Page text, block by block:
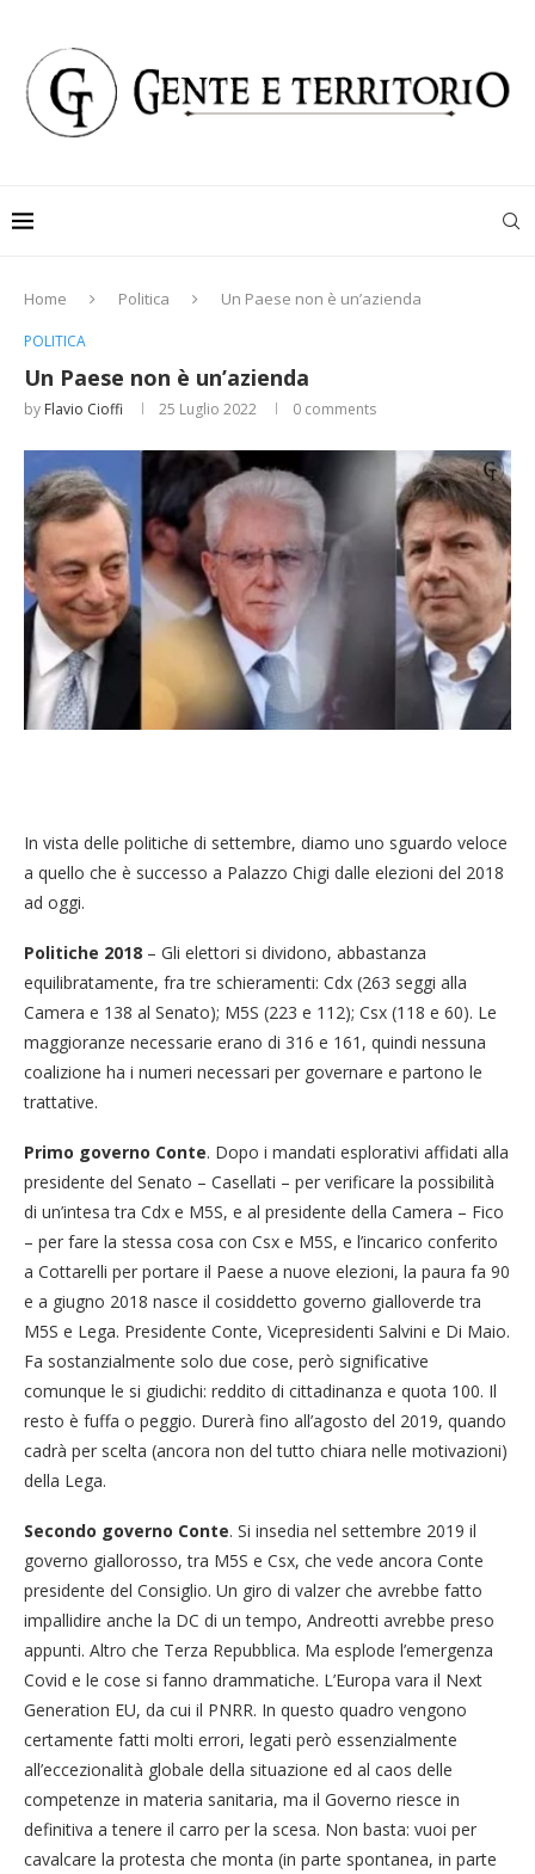
Home Politica Un Paese non è un’azienda
POLITICA
Un Paese non è un’azienda
by Flavio Cioffi 25 Luglio 2022 0 comments
In vista delle politiche di settembre, diamo uno sguardo veloce
a quello che è successo a Palazzo Chigi dalle elezioni del 2018
ad oggi.
Politiche 2018 – Gli elettori si dividono, abbastanza
equilibratamente, fra tre schieramenti: Cdx (263 seggi alla
Camera e 138 al Senato); M5S (223 e 112); Csx (118 e 60). Le
maggioranze necessarie erano di 316 e 161, quindi nessuna
coalizione ha i numeri necessari per governare e partono le
trattative.
Primo governo Conte. Dopo i mandati esplorativi affidati alla
presidente del Senato – Casellati – per verificare la possibilità
di un’intesa tra Cdx e M5S, e al presidente della Camera – Fico
– per fare la stessa cosa con Csx e M5S, e l’incarico conferito
a Cottarelli per portare il Paese a nuove elezioni, la paura fa 90
e a giugno 2018 nasce il cosiddetto governo gialloverde tra
M5S e Lega. Presidente Conte, Vicepresidenti Salvini e Di Maio.
Fa sostanzialmente solo due cose, però significative
comunque le si giudichi: reddito di cittadinanza e quota 100. Il
resto è fuffa o peggio. Durerà fino all’agosto del 2019, quando
cadrà per scelta (ancora non del tutto chiara nelle motivazioni)
della Lega.
Secondo governo Conte. Si insedia nel settembre 2019 il
governo giallorosso, tra M5S e Csx, che vede ancora Conte
presidente del Consiglio. Un giro di valzer che avrebbe fatto
impallidire anche la DC di un tempo, Andreotti avrebbe preso
appunti. Altro che Terza Repubblica. Ma esplode l’emergenza
Covid e le cose si fanno drammatiche. L’Europa vara il Next
Generation EU, da cui il PNRR. In questo quadro vengono
certamente fatti molti errori, legati però essenzialmente
all’eccezionalità globale della situazione ed al caos delle
competenze in materia sanitaria, ma il Governo riesce in
definitiva a tenere il carro per la scesa. Non basta: vuoi per
cavalcare la protesta che monta (in parte spontanea, in parte